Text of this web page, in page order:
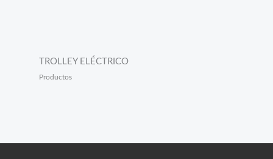
TROLLEY ELÉCTRICO
Productos